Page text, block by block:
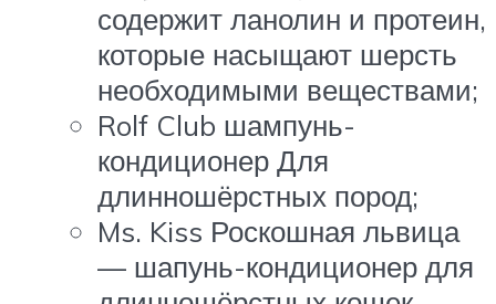
содержит ланолин и протеин,
которые насыщают шерсть
необходимыми веществами;
Rolf Club шампунь-
кондиционер Для
длинношёрстных пород;
Ms. Kiss Роскошная львица
— шапунь-кондиционер для